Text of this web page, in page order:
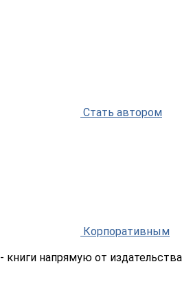
Стать автором
Корпоративным
- книги напрямую от издательства